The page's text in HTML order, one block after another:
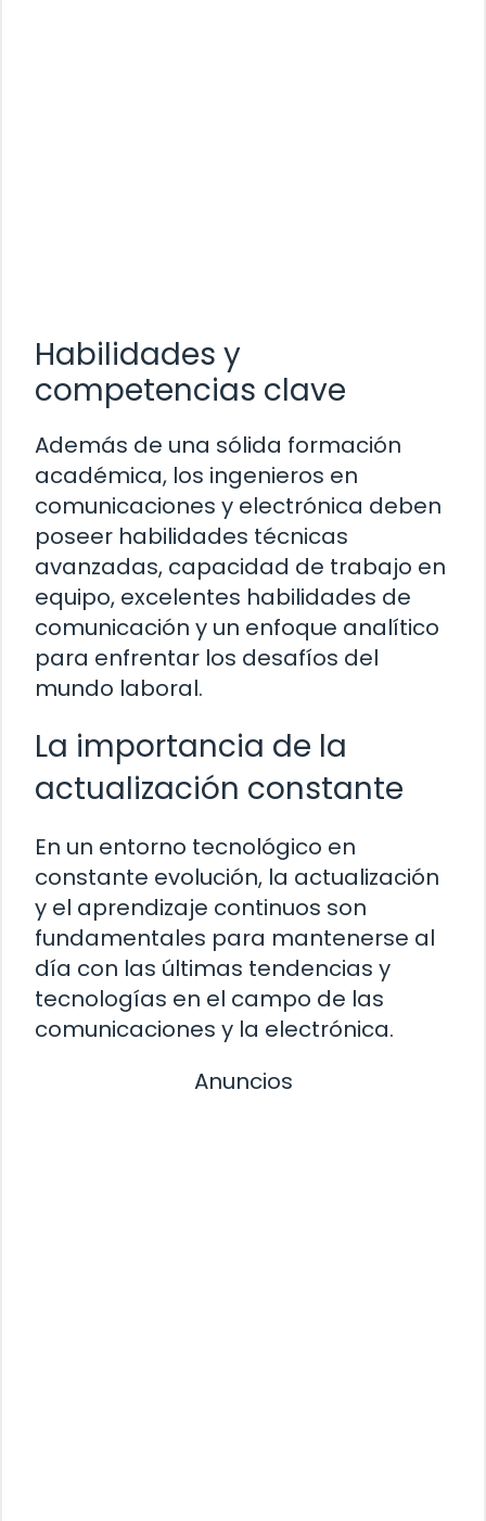
Habilidades y
competencias clave
Además de una sólida formación
académica, los ingenieros en
comunicaciones y electrónica deben
poseer habilidades técnicas
avanzadas, capacidad de trabajo en
equipo, excelentes habilidades de
comunicación y un enfoque analítico
para enfrentar los desafíos del
mundo laboral.
La importancia de la
actualización constante
En un entorno tecnológico en
constante evolución, la actualización
y el aprendizaje continuos son
fundamentales para mantenerse al
día con las últimas tendencias y
tecnologías en el campo de las
comunicaciones y la electrónica.
Anuncios